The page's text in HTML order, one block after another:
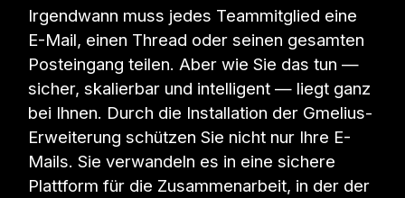
Irgendwann muss jedes Teammitglied eine
E-Mail, einen Thread oder seinen gesamten
Posteingang teilen. Aber wie Sie das tun —
sicher, skalierbar und intelligent — liegt ganz
bei Ihnen. Durch die Installation der Gmelius-
Erweiterung schützen Sie nicht nur Ihre E-
Mails. Sie verwandeln es in eine sichere
Plattform für die Zusammenarbeit, in der der